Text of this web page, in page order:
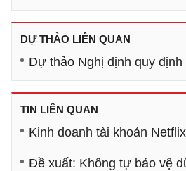
DỰ THẢO LIÊN QUAN
Dự thảo Nghị định quy
TIN LIÊN QUAN
Kinh doanh tài khoản
Đề xuất: Không tự bảo vệ